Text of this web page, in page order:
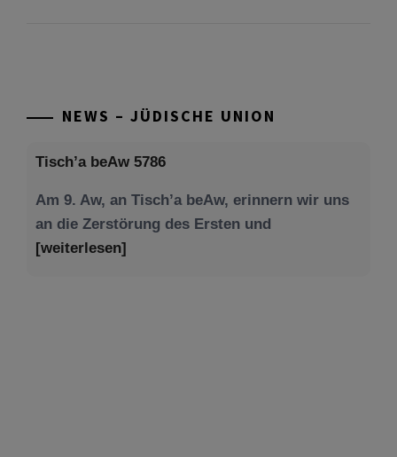
NEWS – JÜDISCHE UNION
Tisch’a beAw 5786
Am 9. Aw, an Tisch’a beAw, erinnern wir uns
an die Zerstörung des Ersten und
[weiterlesen]